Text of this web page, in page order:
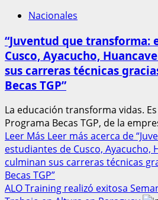
Nacionales
“Juventud que transforma:
Cusco, Ayacucho,
sus carreras técnicas
Becas TGP”
La educación transforma vidas.
Programa Becas TGP, de la
Leer Más Leer más acerca de
estudiantes de Cusco, Ayacucho,
culminan sus carreras técnicas
Becas TGP”
ALO Training realizó exitosa